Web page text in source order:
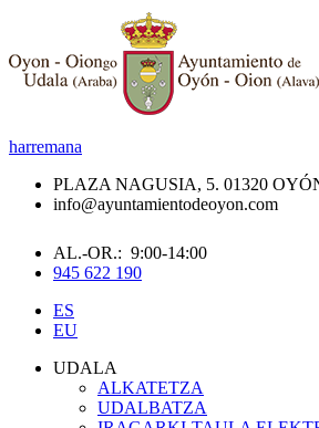
harremana
PLAZA NAGUSIA, 5. 01320
info@ayuntamientodeoyon.com
AL.-OR.: 9:00-14:00
945 622 190
ES
EU
UDALA
ALKATETZA
UDALBATZA